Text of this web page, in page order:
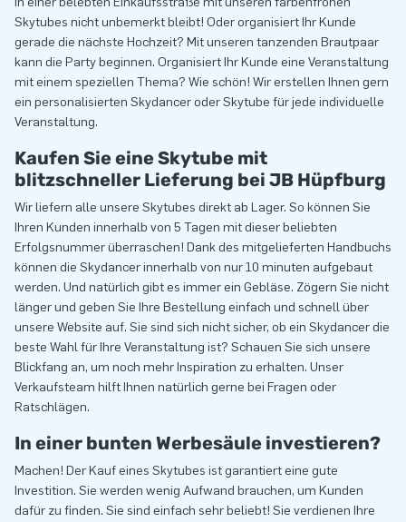
Skytubes nicht unbemerkt bleibt! Oder organisiert Ihr Kunde
gerade die nächste Hochzeit? Mit unseren tanzenden Brautpaar
kann die Party beginnen. Organisiert Ihr Kunde eine Veranstaltung
mit einem speziellen Thema? Wie schön! Wir erstellen Ihnen gern
ein personalisierten Skydancer oder Skytube für jede individuelle
Veranstaltung.
Kaufen Sie eine Skytube mit
blitzschneller Lieferung bei JB Hüpfburg
Wir liefern alle unsere Skytubes direkt ab Lager. So können Sie
Ihren Kunden innerhalb von 5 Tagen mit dieser beliebten
Erfolgsnummer überraschen! Dank des mitgelieferten Handbuchs
können die Skydancer innerhalb von nur 10 minuten aufgebaut
werden. Und natürlich gibt es immer ein Gebläse. Zögern Sie nicht
länger und geben Sie Ihre Bestellung einfach und schnell über
unsere Website auf. Sie sind sich nicht sicher, ob ein Skydancer die
beste Wahl für Ihre Veranstaltung ist? Schauen Sie sich unsere
Blickfang an, um noch mehr Inspiration zu erhalten. Unser
Verkaufsteam hilft Ihnen natürlich gerne bei Fragen oder
Ratschlägen.
In einer bunten Werbesäule investieren?
Machen! Der Kauf eines Skytubes ist garantiert eine gute
Investition. Sie werden wenig Aufwand brauchen, um Kunden
dafür zu finden. Sie sind einfach sehr beliebt! Sie verdienen Ihre